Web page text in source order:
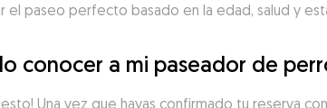
el paseo perfecto basado en la edad, salud y
conocer a mi paseador de
Una vez que hayas confirmado tu reserva